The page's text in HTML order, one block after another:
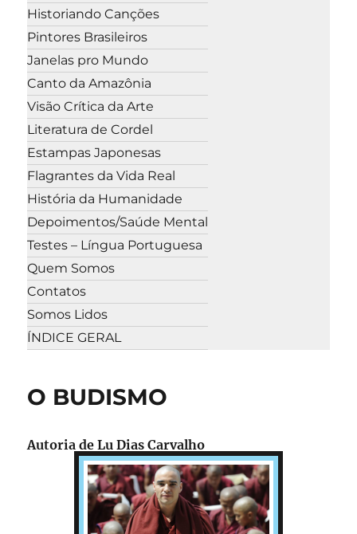
Historiando Canções
Pintores Brasileiros
Janelas pro Mundo
Canto da Amazônia
Visão Crítica da Arte
Literatura de Cordel
Estampas Japonesas
Flagrantes da Vida Real
História da Humanidade
Depoimentos/Saúde Mental
Testes – Língua Portuguesa
Quem Somos
Contatos
Somos Lidos
ÍNDICE GERAL
O BUDISMO
Autoria deLu Dias Carvalho